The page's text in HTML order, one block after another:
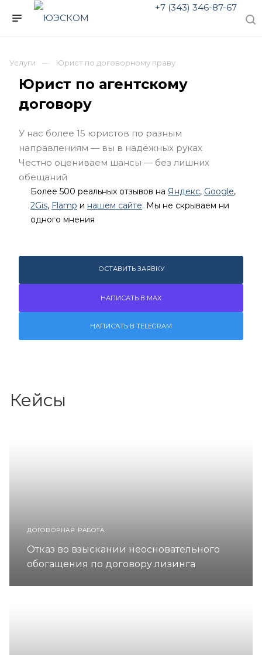
+7 (343) 346-87-67
Услуги Юрист по договорному праву
Юрист по агентскому
договору
У нас более 15 юристов по разным
направлениям — вы в надёжных руках
Честно оцениваем шансы — без лишних
обещаний
Более 500 реальных отзывов на Яндекс, Google,
2Gis, Flamp и нашем сайте. Мы не скрываем ни
одного мнения
ОСТАВИТЬ ЗАЯВКУ
НАПИСАТЬ В MAX
НАПИСАТЬ В TELEGRAM
Кейсы
ДОГОВОРНАЯ РАБОТА
Отказ во взыскании неосновательного
обогащения по договору лизинга